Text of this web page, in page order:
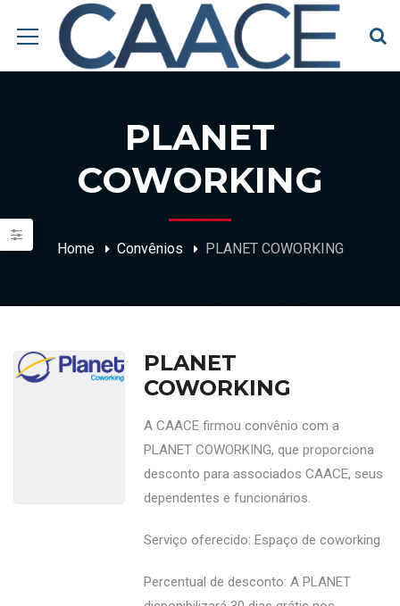
PLANET
COWORKING
Home Convênios PLANET COWORKING
PLANET
COWORKING
A CAACE firmou convênio com a
PLANET COWORKING, que proporciona
desconto para associados CAACE, seus
dependentes e funcionários.
Serviço oferecido: Espaço de coworking
Percentual de desconto: A PLANET